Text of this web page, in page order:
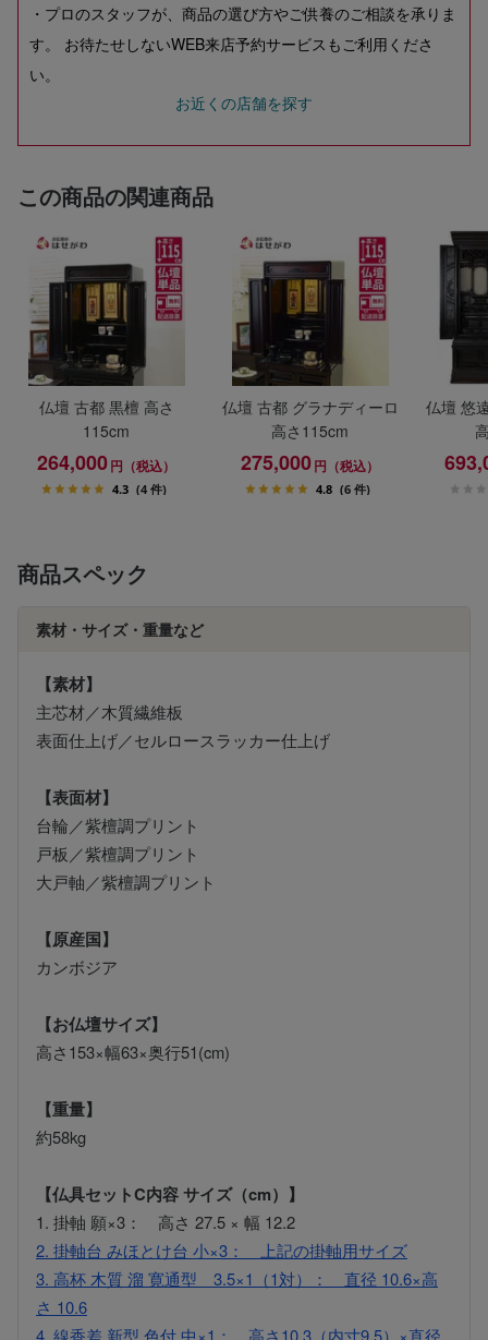
・プロのスタッフが、商品の選び方やご供養のご相談を承りま
す。 お待たせしないWEB来店予約サービスもご利用くださ
い。
お近くの店舗を探す
この商品の関連商品
仏壇 古都 黒檀 高さ
115cm
264,000円（税込）
4.3 (4 件)
仏壇 古都 グラナディーロ
高さ115cm
275,000円（税込）
4.8 (6 件)
仏壇 悠
商品スペック
素材・サイズ・重量など
【素材】
主芯材／木質繊維板
表面仕上げ／セルロースラッカー仕上げ
【表面材】
台輪／紫檀調プリント
戸板／紫檀調プリント
大戸軸／紫檀調プリント
【原産国】
カンボジア
【お仏壇サイズ】
高さ153×幅63×奥行51(cm)
【重量】
約58kg
【仏具セットC内容 サイズ（cm）】
1. 掛軸 願×3： 高さ 27.5 × 幅 12.2
2. 掛軸台 みほとけ台 小×3： 上記の掛軸用サイズ
3. 高杯 木質 溜 寛通型 3.5×1（1対）： 直径 10.6×高
さ 10.6
4. 線香差 新型 色付 中×1： 高さ10.3（内寸9.5）×直径